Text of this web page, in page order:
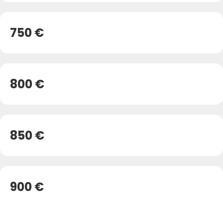
750 €
800 €
850 €
900 €